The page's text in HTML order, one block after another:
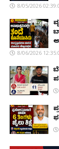
8/05/2026
8/06/2026